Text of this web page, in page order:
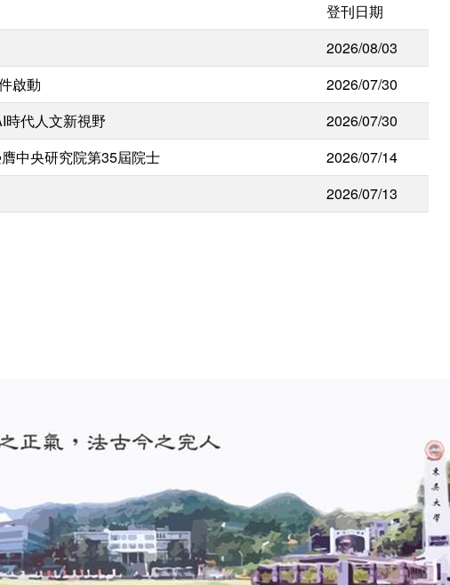
登刊日期
2026/08/03
啟動
2026/07/30
代人文新視野
2026/07/30
中央研究院第35屆院士
2026/07/14
2026/07/13